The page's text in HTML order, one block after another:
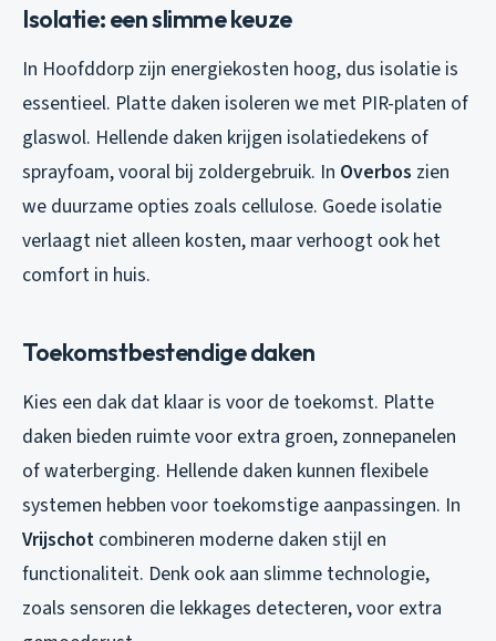
Isolatie: een slimme keuze
In Hoofddorp zijn energiekosten hoog, dus isolatie is
essentieel. Platte daken isoleren we met PIR-platen of
glaswol. Hellende daken krijgen isolatiedekens of
sprayfoam, vooral bij zoldergebruik. In Overbos zien
we duurzame opties zoals cellulose. Goede isolatie
verlaagt niet alleen kosten, maar verhoogt ook het
comfort in huis.
Toekomstbestendige daken
Kies een dak dat klaar is voor de toekomst. Platte
daken bieden ruimte voor extra groen, zonnepanelen
of waterberging. Hellende daken kunnen flexibele
systemen hebben voor toekomstige aanpassingen. In
Vrijschot combineren moderne daken stijl en
functionaliteit. Denk ook aan slimme technologie,
zoals sensoren die lekkages detecteren, voor extra